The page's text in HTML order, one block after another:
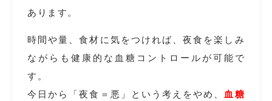
あります。
時間や量、食材に気をつければ、夜食を楽しみ
ながらも健康的な血糖コントロールが可能で
す。
今日から「夜食＝悪」という考えをやめ、 血糖